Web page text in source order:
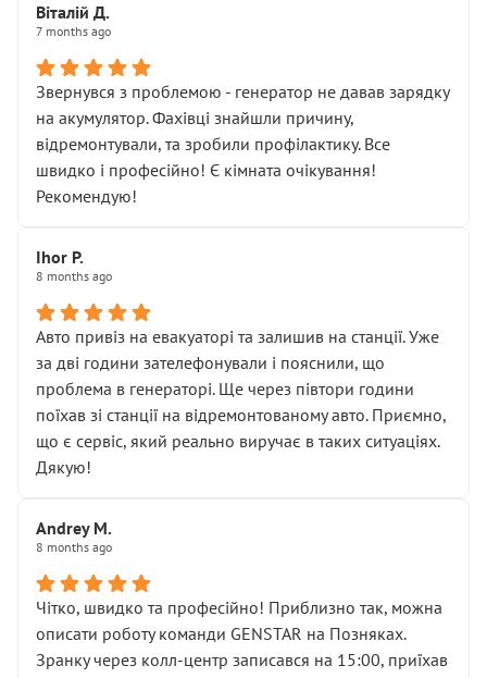
НЕ погоджував
послуга. Тим більше, я був поруч і жодної реальної
діагностики ходової не проводилось. Після
зауваження гроші за цю “послугу” повернули, що
лише підтвердило мою правоту.
Але головне — я виїжджаю з боксу, і скрип у гальмах
залишився таким самим, як і був. Тобто оплачена
Далі ситуація тільки погіршилась:
• сказали, що тепер “потрібно знімати колеса”
• що біля авто стояти вже не можна
• почали озвучувати купу додаткових робіт без
чіткого пояснення
( ну все зняли та доробили) дякую!
Окремий момент, який виглядає абсурдно:
мені заявили, що бачок гальмівної рідини потрібно
міняти разом із головним гальмівним циліндром у
Для людини, яка хоча б трохи розуміється на техніці,
це звучить як мінімум непрофесійно, а як максимум —
спроба продати дорогий вузол замість елементарних
ущільнювачів.
Що прикро — це не перший мій візит. Раніше міняв у
вас стартер, і тоді сервіс наче справив хороше
враження. Але згодом знайшов декілька гайок під
Віталій Д.
7 months ago
Звернувся з проблемою - генератор не давав зарядку
на акумулятор. Фахівці знайшли причину,
відремонтували, та зробили профілактику. Все
швидко і професійно! Є кімната очікування!
Рекомендую!
Ihor P.
8 months ago
Авто привіз на евакуаторі та залишив на станції. Уже
за дві години зателефонували і пояснили, що
проблема в генераторі. Ще через півтори години
поїхав зі станції на відремонтованому авто. Приємно,
що є сервіс, який реально виручає в таких ситуаціях.
Дякую!
Andrey M.
8 months ago
Чітко, швидко та професійно! Приблизно так, можна
описати роботу команди GENSTAR на Позняках.
Зранку через колл-центр записався на 15:00, приїхав